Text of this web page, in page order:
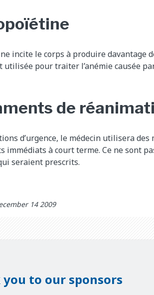
incite le corps à produire davantage
utilisée pour traiter l’anémie causée
de
d’urgence, le médecin utilisera des
immédiats à court terme. Ce ne sont
seraient prescrits.
14 2009
you to our sponsors